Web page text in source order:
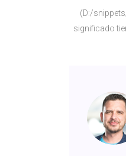
(D:/
significado